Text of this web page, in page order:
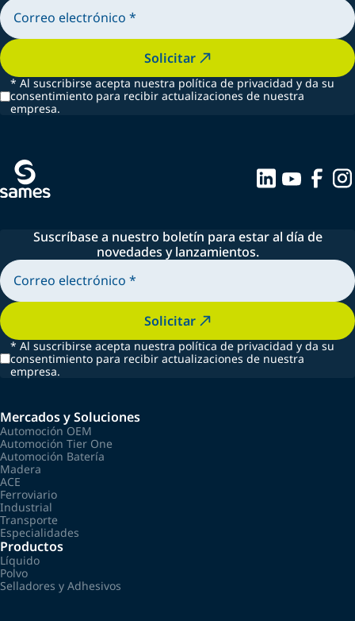
Solicitar
* Al suscribirse acepta nuestra política de privacidad y da su
consentimiento para recibir actualizaciones de nuestra
empresa.
Suscríbase a nuestro boletín para estar al día de
novedades y lanzamientos.
Solicitar
* Al suscribirse acepta nuestra política de privacidad y da su
consentimiento para recibir actualizaciones de nuestra
empresa.
Mercados y Soluciones
Automoción OEM
Automoción Tier One
Automoción Batería
Madera
ACE
Ferroviario
Industrial
Transporte
Especialidades
Productos
Líquido
Polvo
Selladores y Adhesivos